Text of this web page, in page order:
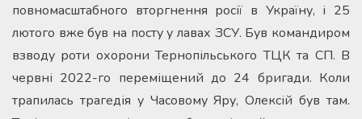
повномасштабного вторгнення росії в Україну, і 25
лютого вже був на посту у лавах ЗСУ. Був командиром
взводу роти охорони Тернопільського ТЦК та СП. В
червні 2022-го переміщений до 24 бригади. Коли
трапилась трагедія у Часовому Яру, Олексій був там.